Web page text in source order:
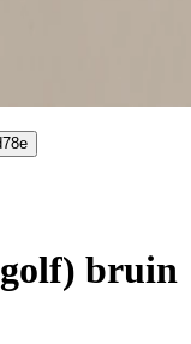
bruin